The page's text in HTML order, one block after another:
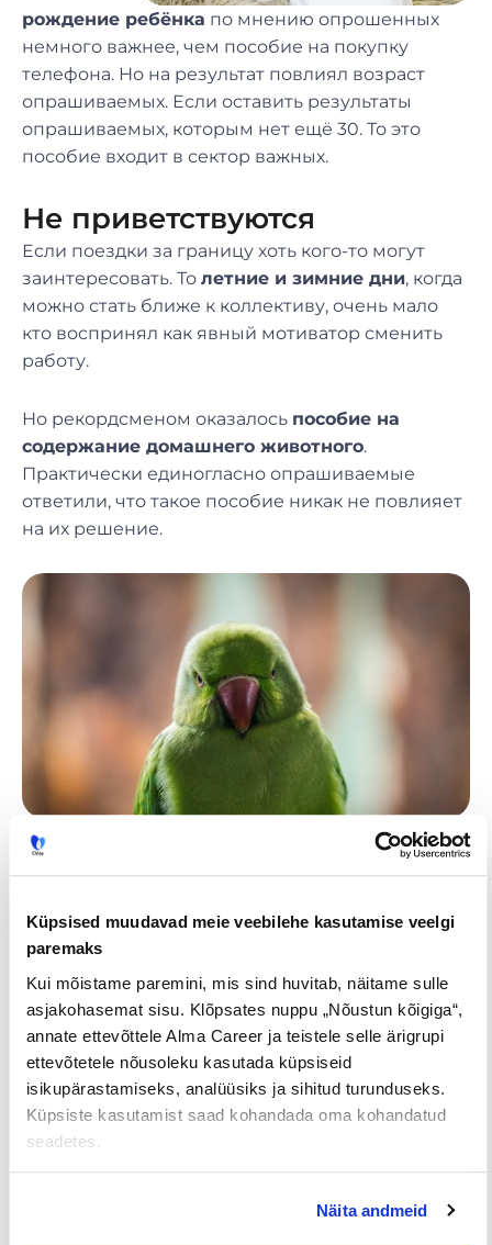
Küpsised muudavad meie veebilehe kasutamise veelgi
paremaks
Kui mõistame paremini, mis sind huvitab, näitame sulle
asjakohasemat sisu. Klõpsates nuppu „Nõustun kõigiga“,
annate ettevõttele Alma Career ja teistele selle ärigrupi
ettevõtetele nõusoleku kasutada küpsiseid
isikupärastamiseks, analüüsiks ja sihitud turunduseks.
Küpsiste kasutamist saad kohandada oma kohandatud
seadetes.
Näita andmeid
рождение ребёнка по мнению опрошенных
немного важнее, чем пособие на покупку
телефона. Но на результат повлиял возраст
опрашиваемых. Если оставить результаты
опрашиваемых, которым нет ещё 30. То это
пособие входит в сектор важных.
Не приветствуются
Если поездки за границу хоть кого-то могут
заинтересовать. То летние и зимние дни, когда
можно стать ближе к коллективу, очень мало
кто воспринял как явный мотиватор сменить
работу.
Но рекордсменом оказалось пособие на
содержание домашнего животного.
Практически единогласно опрашиваемые
ответили, что такое пособие никак не повлияет
на их решение.
Если вы ищете себе работника, то вам будет
выбор. В одной из следующих статей мы
расскажем, что важно для работников, но не
зависит от стараний работадателя.
Tööpakkumised € Avaliku
palgaga töö
Kaugtöö ja
kodukontor
Palk alates
2500€